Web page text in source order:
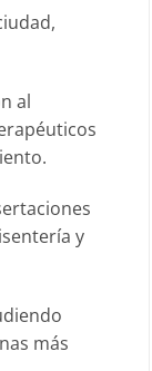
al
y
más